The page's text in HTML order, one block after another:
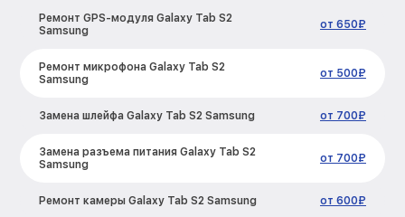
Ремонт GPS-модуля Galaxy Tab S2
Samsung
от 650₽
Ремонт микрофона Galaxy Tab S2
Samsung
от 500₽
Замена шлейфа Galaxy Tab S2 Samsung от 700₽
Замена разъема питания Galaxy Tab S2
Samsung
от 700₽
Ремонт камеры Galaxy Tab S2 Samsung от 600₽